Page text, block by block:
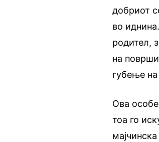
добриот
во
родител,
на
губење
Ова
тоа го